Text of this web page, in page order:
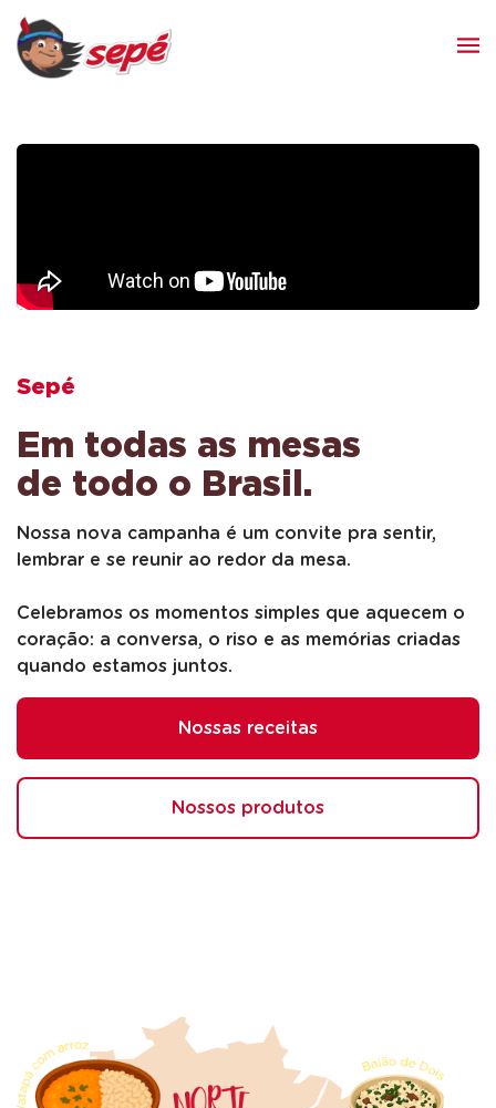
Sepé
Em todas as mesas
de todo o Brasil.
Nossa nova campanha é um convite pra sentir,
lembrar e se reunir ao redor da mesa.
Celebramos os momentos simples que aquecem o
coração: a conversa, o riso e as memórias criadas
quando estamos juntos.
Nossas receitas
Nossos produtos